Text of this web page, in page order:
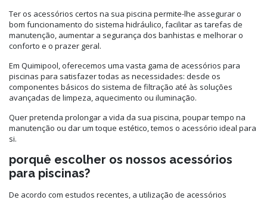
Ter os acessórios certos na sua piscina permite-lhe assegurar o
bom funcionamento do sistema hidráulico, facilitar as tarefas de
manutenção, aumentar a segurança dos banhistas e melhorar o
conforto e o prazer geral.
Em Quimipool, oferecemos uma vasta gama de acessórios para
piscinas para satisfazer todas as necessidades: desde os
componentes básicos do sistema de filtração até às soluções
avançadas de limpeza, aquecimento ou iluminação.
Quer pretenda prolongar a vida da sua piscina, poupar tempo na
manutenção ou dar um toque estético, temos o acessório ideal para
si.
porquê escolher os nossos acessórios
para piscinas?
De acordo com estudos recentes, a utilização de acessórios